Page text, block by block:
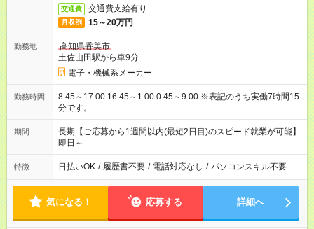
交通費 交通費支給有り
月収例 15～20万円
勤務地
高知県香美市
土佐山田駅から車9分
電子・機械系メーカー
勤務時間
8:45～17:00 16:45～1:00 0:45～9:00 ※表記のうち実働7時間15
分です。
期間
長期【ご応募から1週間以内(最短2日目)のスピード就業が可能】
即日～
特徴 日払いOK / 履歴書不要 / 電話対応なし / パソコンスキル不要
気になる！ 応募する 詳細へ